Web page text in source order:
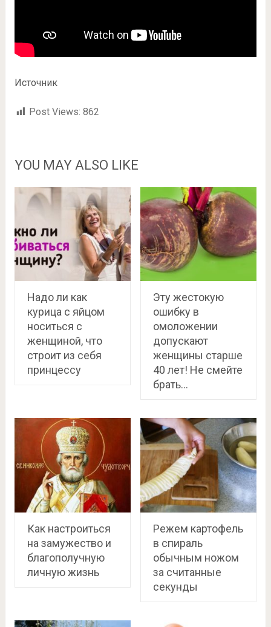
Источник
Post Views: 862
YOU MAY ALSO LIKE
Надо ли как
курица с яйцом
носиться с
женщиной, что
строит из себя
принцессу
Эту жестокую
ошибку в
омоложении
допускают
женщины старше
40 лет! Не смейте
брать…
Как настроиться
на замужество и
благополучную
личную жизнь
Режем картофель
в спираль
обычным ножом
за считанные
секунды